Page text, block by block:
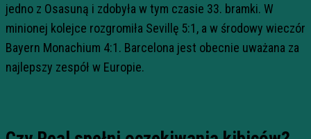
jedno z Osasuną i zdobyła w tym czasie 33. bramki. W
minionej kolejce rozgromiła Sevillę 5:1, a w środowy wieczór
Bayern Monachium 4:1. Barcelona jest obecnie uważana za
najlepszy zespół w Europie.